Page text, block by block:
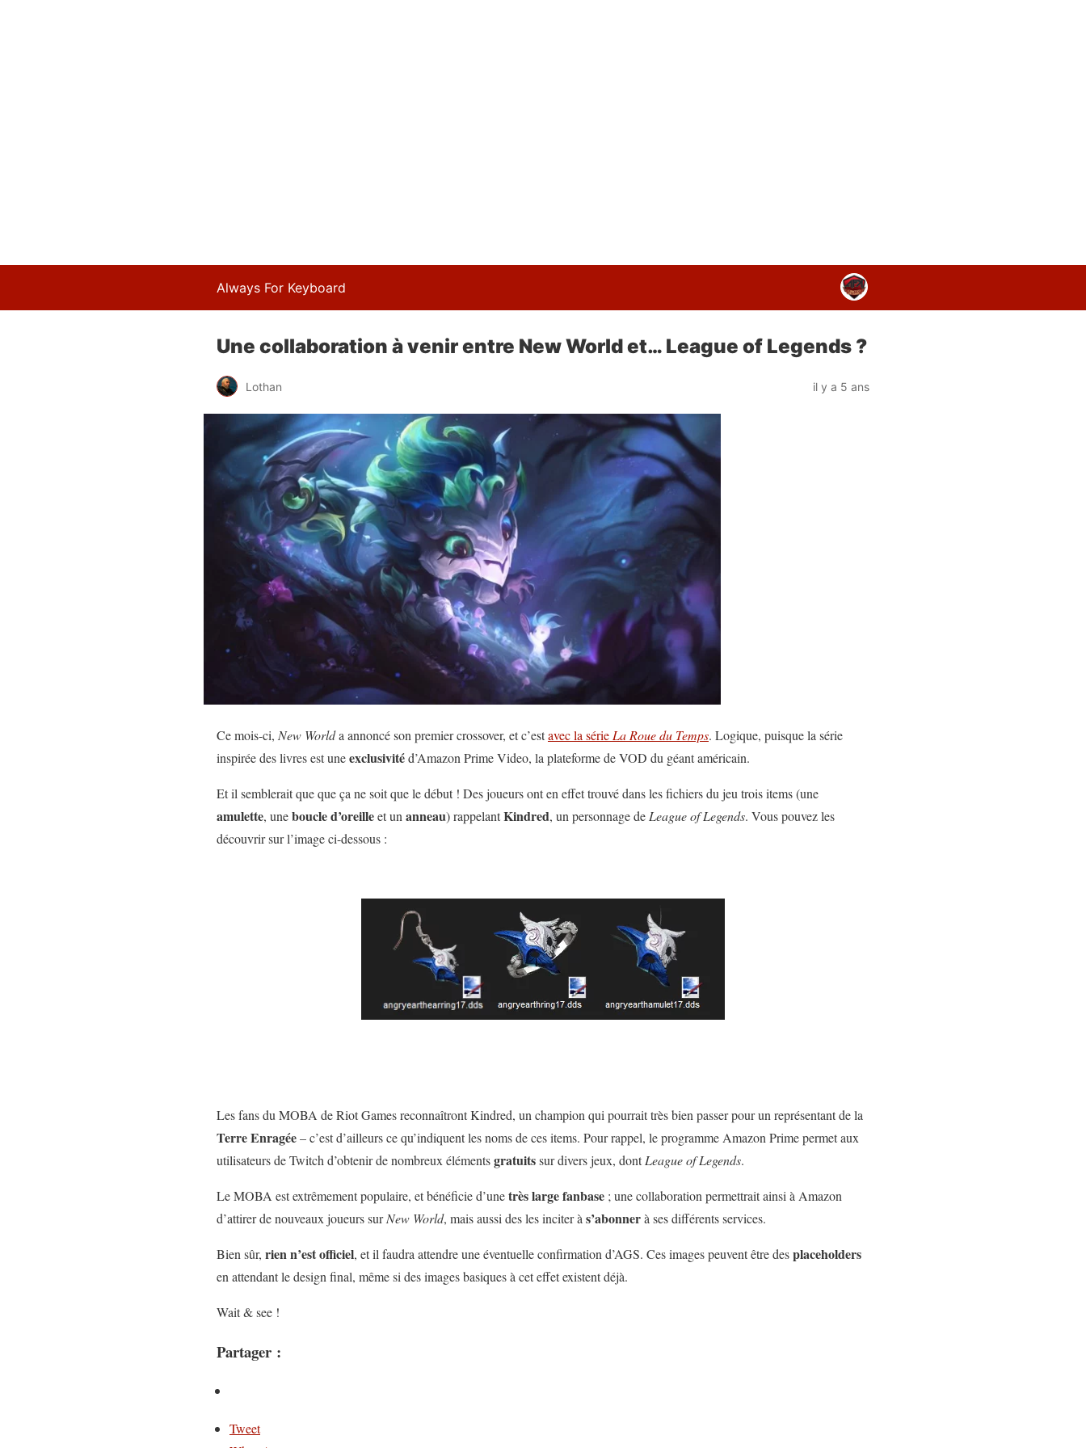
Always For Keyboard
Une collaboration à venir entre New World et… League of Legends ?
Lothan il y a 5 ans
Ce mois-ci, New Worlda annoncé son premier crossover, et c’estavec la série La Roue du Temps. Logique, puisque la série
inspirée des livres est uneexclusivitéd’Amazon Prime Video, la plateforme de VOD du géant américain.
Et il semblerait que que ça ne soit que le début ! Des joueurs ont en effet trouvé dans les fichiers du jeu trois items (une
amulette, uneboucled’oreilleet un anneau) rappelantKindred, un personnage de League of Legends. Vous pouvez les
découvrir sur l’image ci-dessous :
Les fans du MOBA de Riot Games reconnaîtront Kindred, un champion qui pourrait très bien passer pour un représentant de la
TerreEnragée– c’est d’ailleurs ce qu’indiquent les noms de ces items. Pour rappel, le programme Amazon Prime permet aux
utilisateurs de Twitch d’obtenir de nombreux élémentsgratuitssur divers jeux, dontLeague of Legends.
Le MOBA est extrêmement populaire, et bénéficie d’unetrèslargefanbase ; une collaboration permettrait ainsi à Amazon
d’attirer de nouveaux joueurs surNew World, mais aussi des les inciter à s’abonnerà ses différents services.
Bien sûr, rien n’est officiel, et il faudra attendre une éventuelle confirmation d’AGS. Ces images peuvent être desplaceholders
en attendant le design final, même si des images basiques à cet effet existent déjà.
Wait & see !
Partager :
Tweet